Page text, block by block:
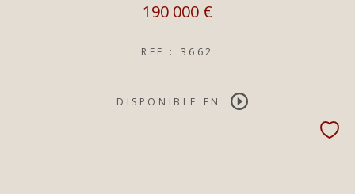
190 000 €
REF : 3662
DISPONIBLE EN